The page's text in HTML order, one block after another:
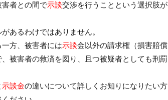
者との間で示談交渉を行うことという選択肢が
あるわけではありません。
一方、被害者には示談金以外の請求権（損害賠償
被害者の救済を図り、且つ被疑者としても刑罰
示談金の違いについて詳しくお知りになりたい方